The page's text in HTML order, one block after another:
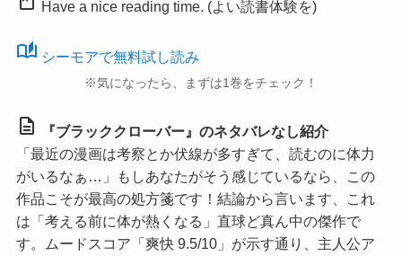
Have a nice reading time. (よい読書体験を)
auto_stories シーモアで無料試し読み
※気になったら、まずは1巻をチェック！
description
『ブラッククローバー』のネタバレなし紹介
「最近の漫画は考察とか伏線が多すぎて、読むのに体力
がいるなぁ…」もしあなたがそう感じているなら、この
作品こそが最高の処方箋です！結論から言います、これ
は「考える前に体が熱くなる」直球ど真ん中の傑作で
す。ムードスコア 「爽快 9.5/10」 が示す通り、主人公ア